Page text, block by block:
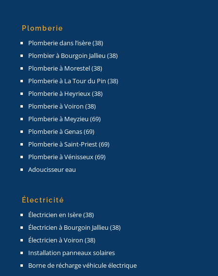
Plomberie
Plomberie dans l’isère (38)
Plombier à Bourgoin Jallieu (38)
Plomberie à Morestel (38)
Plomberie à La Tour du Pin (38)
Plomberie à Heyrieux (38)
Plomberie à Voiron (38)
Plomberie à Meyzieu (69)
Plomberie à Genas (69)
Plomberie à Saint-Priest (69)
Plomberie à Vénisseux (69)
Adoucisseur eau
Électricité
Électricien en Isère (38)
Électricien à Bourgoin Jallieu (38)
Électricien à Voiron (38)
Installation panneaux solaires
Borne de récharge véhicule électrique